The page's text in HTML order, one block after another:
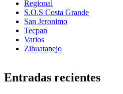
Regional
S.O.S Costa Grande
San Jeronimo
Tecpan
Varios
Zihuatanejo
Entradas recientes